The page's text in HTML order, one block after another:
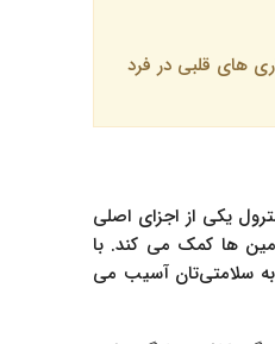
های قلبی در فرد
یکی از اجزای اصلی
ها کمک می کند. با
به سلامتی‌تان آسیب می